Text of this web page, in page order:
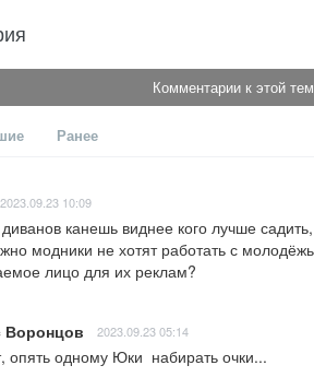
Комментарии к этой
Ранее
2023.09.23 10:09
канешь виднее кого лучше
модники не хотят работать с
лицо для их реклам?
Воронцов 2023.09.23 05:14
опять одному Юки  набирать очки...